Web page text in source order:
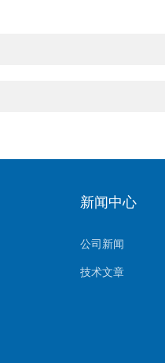
新闻中心
公司新闻
技术文章